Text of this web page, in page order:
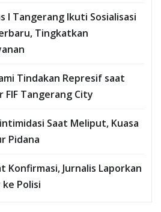
I Tangerang Ikuti Sosialisasi
Tingkatkan
Tindakan Represif saat
FIF Tangerang City
Saat Meliput, Kuasa
Pidana
Konfirmasi, Jurnalis Laporkan
Polisi